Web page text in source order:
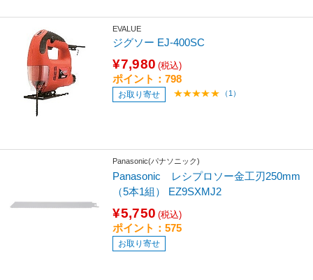
EVALUE
ジグソー EJ-400SC
¥7,980 (税込)
ポイント：798
お取り寄せ （1）
Panasonic(パナソニック)
Panasonic レシプロソー金工刃250mm
（5本1組） EZ9SXMJ2
¥5,750 (税込)
ポイント：575
お取り寄せ